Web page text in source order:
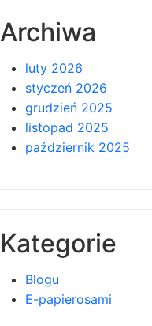
Archiwa
luty 2026
styczeń 2026
grudzień 2025
listopad 2025
październik 2025
Kategorie
Blogu
E-papierosami